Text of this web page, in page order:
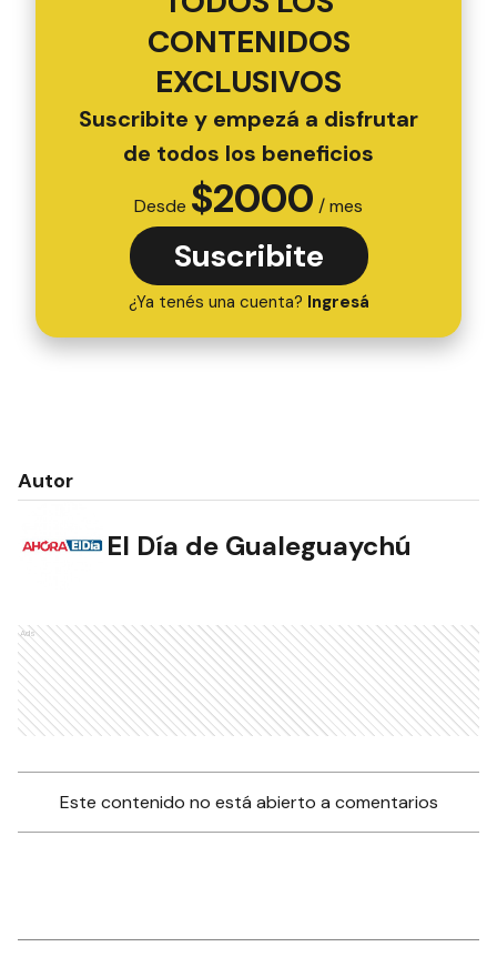
CONTENIDOS
EXCLUSIVOS
Suscribite y empezá a disfrutar
de todos los beneficios
Desde $2000 / mes
Suscribite
¿Ya tenés una cuenta? Ingresá
Autor
El Día de Gualeguaychú
Ads
Este contenido no está abierto a comentarios